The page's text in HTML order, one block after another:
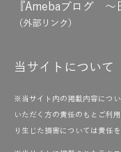
『Amebaブログ ～
（外部リンク）
当サイトについて
※当サイト内の掲載内容につ
いただく方の責任のもとご利
り生じた損害については責任を